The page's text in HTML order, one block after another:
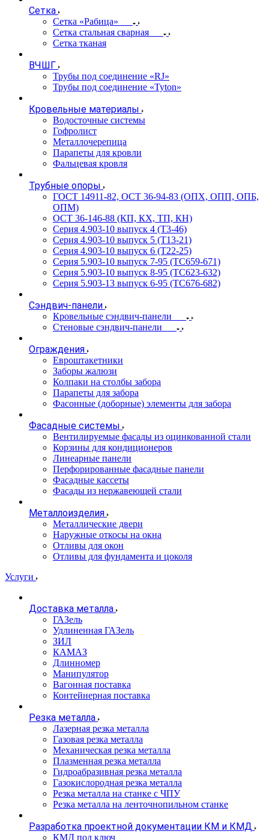
Сетка
Сетка «Рабица»
Сетка стальная сварная
Сетка тканая
ВЧШГ
Трубы под соединение «RJ»
Трубы под соединение «Tyton»
Кровельные материалы
Водосточные системы
Гофролист
Металлочерепица
Парапеты для кровли
Фальцевая кровля
Трубные опоры
ГОСТ 14911-82, ОСТ 36-94-83 (ОПХ, ОПП, ОПБ,
ОПМ)
ОСТ 36-146-88 (КП, КХ, ТП, КН)
Серия 4.903-10 выпуск 4 (Т3-46)
Серия 4.903-10 выпуск 5 (Т13-21)
Серия 4.903-10 выпуск 6 (Т22-25)
Серия 5.903-10 выпуск 7-95 (ТС659-671)
Серия 5.903-10 выпуск 8-95 (ТС623-632)
Серия 5.903-13 выпуск 6-95 (ТС676-682)
Сэндвич-панели
Кровельные сэндвич-панели
Стеновые сэндвич-панели
Ограждения
Евроштакетники
Заборы жалюзи
Колпаки на столбы забора
Парапеты для забора
Фасонные (доборные) элементы для забора
Фасадные системы
Вентилируемые фасады из оцинкованной стали
Корзины для кондиционеров
Линеарные панели
Перфорированные фасадные панели
Фасадные кассеты
Фасады из нержавеющей стали
Металлоизделия
Металлические двери
Наружные откосы на окна
Отливы для окон
Отливы для фундамента и цоколя
Услуги
Доставка металла
ГАЗель
Удлиненная ГАЗель
ЗИЛ
КАМАЗ
Длинномер
Манипулятор
Вагонная поставка
Контейнерная поставка
Резка металла
Лазерная резка металла
Газовая резка металла
Механическая резка металла
Плазменная резка металла
Гидроабразивная резка металла
Газокислородная резка металла
Резка металла на станке с ЧПУ
Резка металла на ленточнопильном станке
Разработка проектной документации КМ и КМД
КМД под ключ